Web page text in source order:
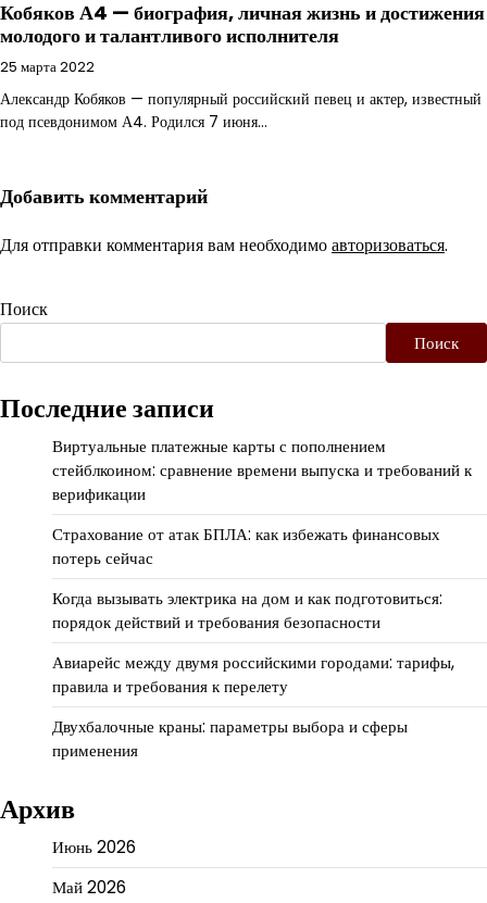
Кобяков А4 — биография, личная жизнь и достижения
молодого и талантливого исполнителя
25 марта 2022
Александр Кобяков — популярный российский певец и актер, известный
под псевдонимом А4. Родился 7 июня…
Добавить комментарий
Для отправки комментария вам необходимоавторизоваться.
Поиск
Поиск
Последние записи
Виртуальные платежные карты с пополнением
стейблкоином: сравнение времени выпуска и требований к
верификации
Страхование от атак БПЛА: как избежать финансовых
потерь сейчас
Когда вызывать электрика на дом и как подготовиться:
порядок действий и требования безопасности
Авиарейс между двумя российскими городами: тарифы,
правила и требования к перелету
Двухбалочные краны: параметры выбора и сферы
применения
Архив
Июнь 2026
Май 2026